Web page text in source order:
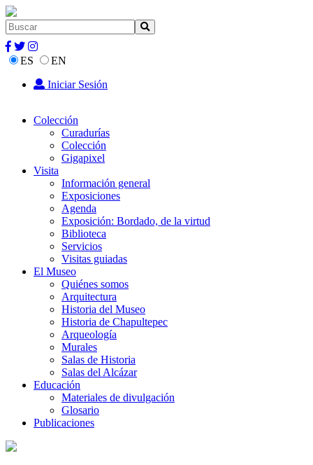
ES
EN
Iniciar Sesión
Colección
Curadurías
Colección
Gigapixel
Visita
Información general
Exposiciones
Agenda
Exposición: Bordado, de la virtud
Biblioteca
Servicios
Visitas guiadas
El Museo
Quiénes somos
Arquitectura
Historia del Museo
Historia de Chapultepec
Arqueología
Murales
Salas de Historia
Salas del Alcázar
Educación
Materiales de divulgación
Glosario
Publicaciones